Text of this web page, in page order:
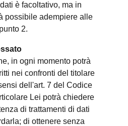
è facoltativo, ma in
possibile adempiere alle
2.
in ogni momento potrà
nei confronti del titolare
dell'art. 7 del Codice
Lei potrà chiedere
di trattamenti di dati
di ottenere senza